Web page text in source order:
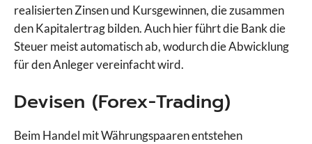
realisierten Zinsen und Kursgewinnen, die zusammen
den Kapitalertrag bilden. Auch hier führt die Bank die
Steuer meist automatisch ab, wodurch die Abwicklung
für den Anleger vereinfacht wird.
Devisen (Forex-Trading)
Beim Handel mit Währungspaaren entstehen